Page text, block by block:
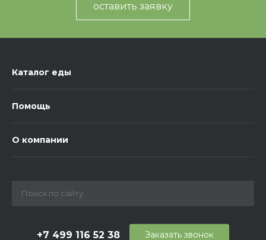
оставить заявку
Каталог еды
Помощь
О компании
+7 499 116 52 38 Заказать звонок